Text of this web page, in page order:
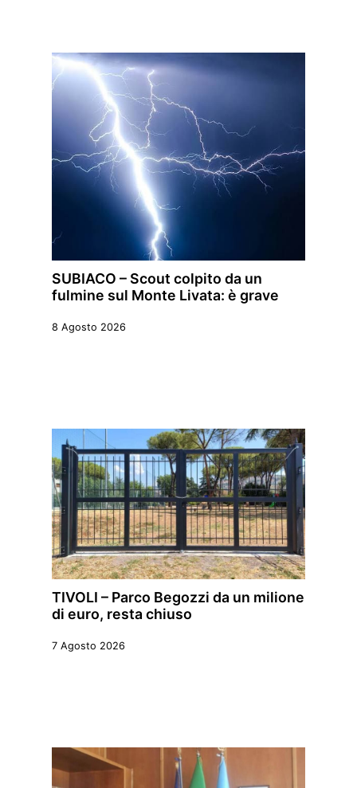
SUBIACO – Scout colpito da un
fulmine sul Monte Livata: è grave
8 Agosto 2026
TIVOLI – Parco Begozzi da un milione
di euro, resta chiuso
7 Agosto 2026